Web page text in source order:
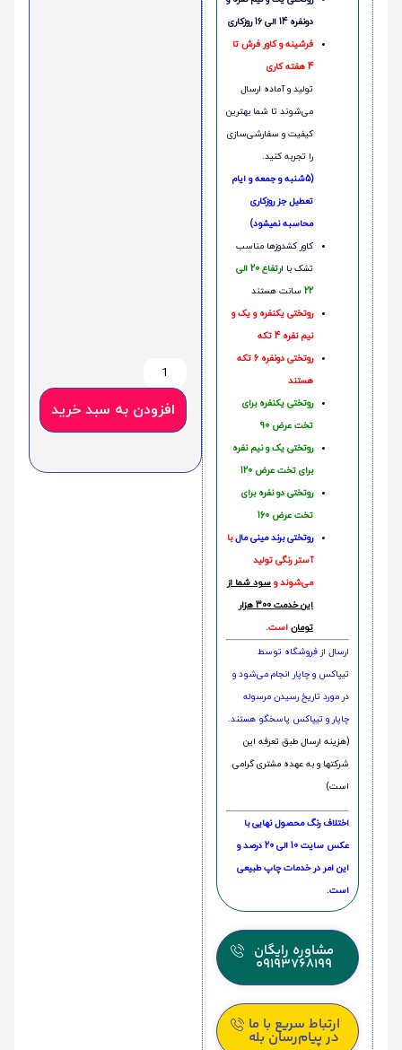
دونفره 14 الی 16 روزکاری
فرشینه و کاور فرش تا
4 هفته کاری
تولید و آماده ارسال
می‌شوند تا شما بهترین
کیفیت و سفارشی‌سازی
را تجربه کنید.
(5شنبه و جمعه و ایام
تعطیل جز روزکاری
محاسبه نمیشود)
کاور کشدوزها مناسب
تشک با ا
رتفاع 20 الی
22 سانت هستند
روتختی یکنفره و یک و
نیم نفره 4 تکه
روتختی دونفره 6 تکه
هستند
روتختی یکنفره برای
تخت عرض 90
روتختی یک و نیم نفره
برای تخت عرض 120
روتختی دو نفره برای
تخت عرض 160
روتختی‌ برند مینی مالبا
آستر رنگی تولید
می‌شوند و سود شما از
این خدمت 300 هزار
تومان است.
ارسال از فروشگاه توسط
تیپاکس و چاپار انجام می‌شود و
در مورد تاریخ رسیدن مرسوله
چاپار و تیپاکس پاسخگو هستند.
(هزینه ارسال طبق تعرفه این
شرکتها و به عهده مشتری گرامی
است)
اختلاف رنگ محصول نهایی با
عکس سایت 10 الی 20 درصد و
این امر در خدمات چاپ طبیعی
است.
مشاوره رایگان
09193768199
ارتباط سریع با ما
در پیام‌رسان بله
افزودن به سبد خرید